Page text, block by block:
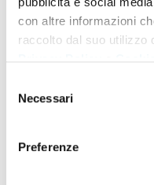
con altre informazioni
raccolto dal suo utilizzo
delNecessari
Preferenze